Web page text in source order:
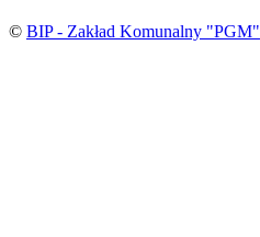
© BIP - Zakład Komunalny "PGM"